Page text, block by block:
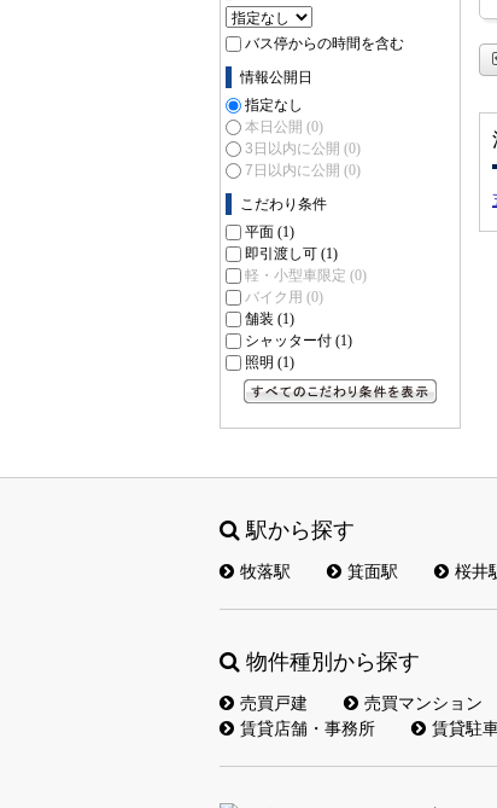
バス停からの時間を含む
情報公開日
指定なし
本日公開 (0)
3日以内に公開 (0)
7日以内に公開 (0)
こだわり条件
平面 (1)
即引渡し可 (1)
軽・小型車限定 (0)
バイク用 (0)
舗装 (1)
シャッター付 (1)
照明 (1)
駅から探す
牧落駅 箕面駅 桜井
物件種別から探す
売買戸建 売買マンション
賃貸店舗・事務所
賃貸駐